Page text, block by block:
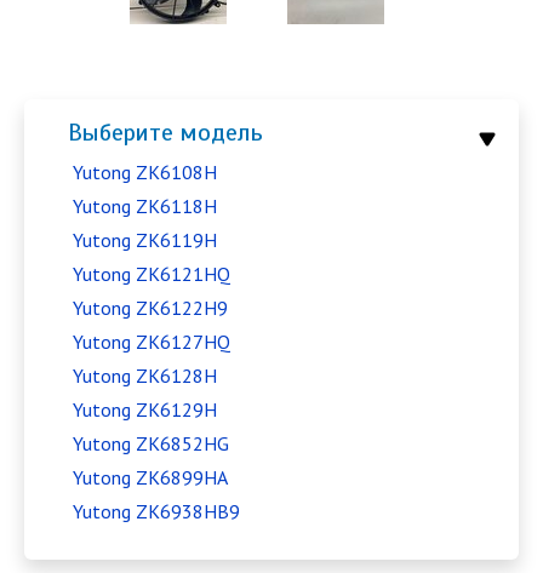
Выберите модель
Yutong ZK6108H
Yutong ZK6118H
Yutong ZK6119H
Yutong ZK6121HQ
Yutong ZK6122H9
Yutong ZK6127HQ
Yutong ZK6128H
Yutong ZK6129H
Yutong ZK6852HG
Yutong ZK6899HA
Yutong ZK6938HB9